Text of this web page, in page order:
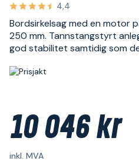
4,4
Bordsirkelsag med en motor
250 mm. Tannstangstyrt
god stabilitet samtidig som
10 046 kr
inkl. MVA